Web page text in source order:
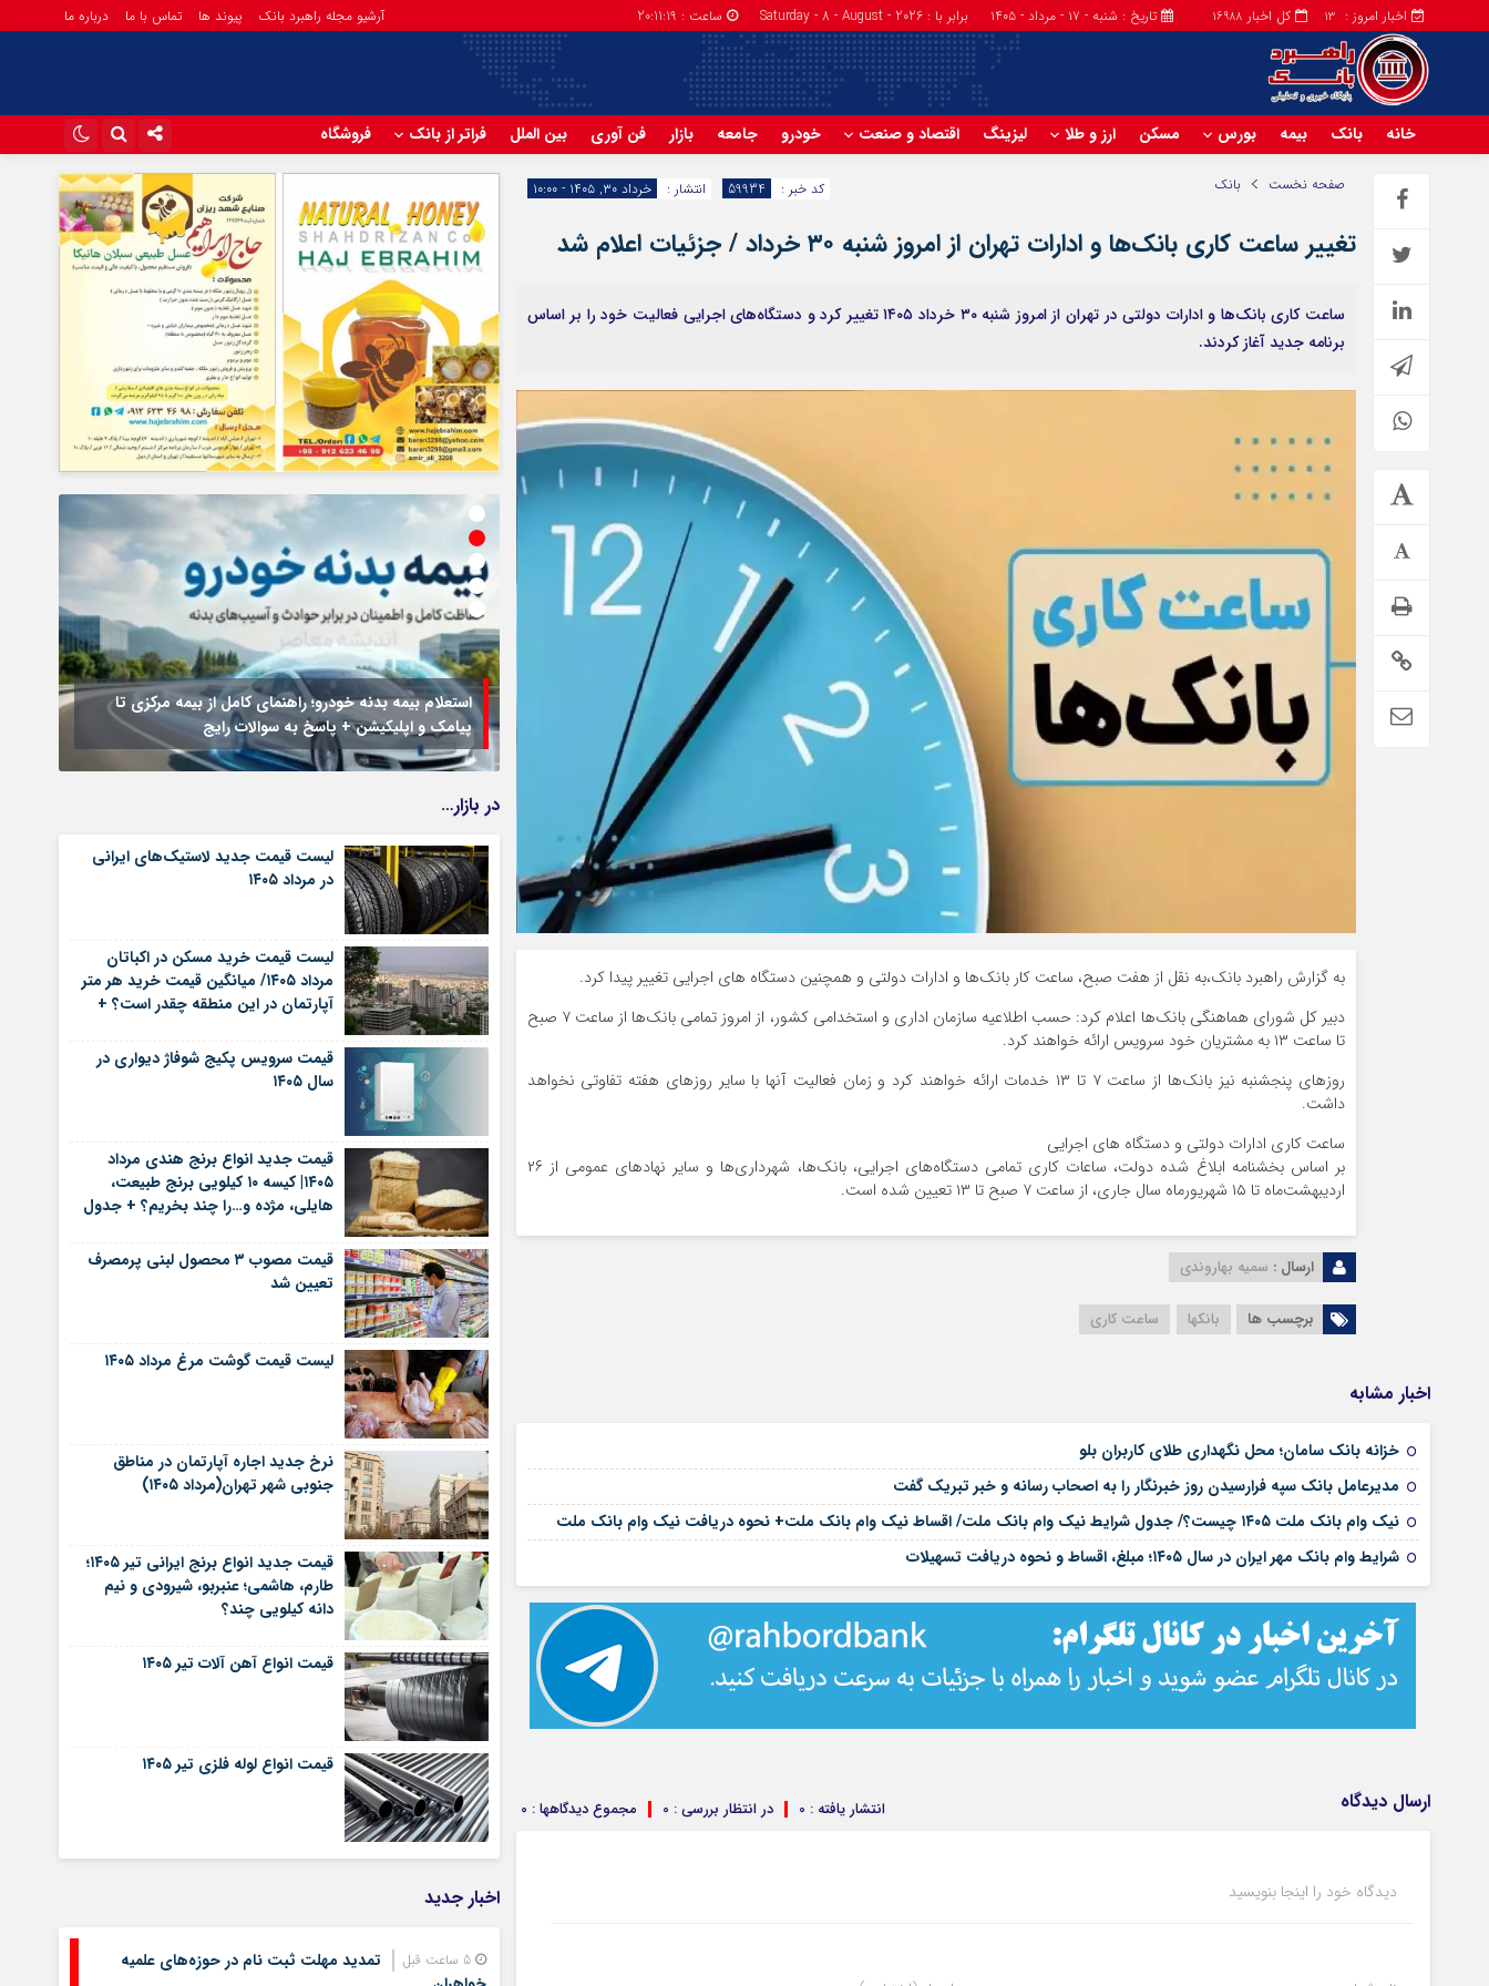
کل اخبار 16988 اخبار امروز : 13 تاریخ : شنبه - ۱۷ - مرداد - ۱۴۰۵ برابر با : Saturday - 8 - August - 2026 ساعت : 20:11:20 آرشیو مجله راهبرد بانک پیوند ها تماس با ما درباره ما
خانه بانک بیمه بورس مسکن ارز و طلا لیزینگ اقتصاد و صنعت خودرو جامعه بازار فن آوری بین الملل فراتر از بانک فروشگاه
اینستاگرام
تلگرام
آپارات
صفحه نخست بانک انتشار : خرداد ۳۰, ۱۴۰۵ - ۱۰:۰۰ کد خبر : 59934
تغییر ساعت کاری بانک‌ها و ادارات تهران از امروز شنبه ۳۰ خرداد / جزئیات اعلام شد
ساعت کاری بانک‌ها و ادارات دولتی در تهران از امروز شنبه ۳۰ خرداد ۱۴۰۵ تغییر کرد و دستگاه‌های اجرایی فعالیت خود را بر اساس
برنامه جدید آغاز کردند.
به گزارش راهبرد بانک،به نقل از هفت صبح، ساعت کار بانک‌ها و ادارات دولتی و همچنین دستگاه های اجرایی تغییر پیدا کرد.
دبیر کل شورای هماهنگی بانک‌ها اعلام کرد: حسب اطلاعیه سازمان اداری و استخدامی کشور، از امروز تمامی بانک‌ها از ساعت ۷ صبح
تا ساعت ۱۳ به مشتریان خود سرویس ارائه خواهند کرد.
روزهای پنجشنبه نیز بانک‌ها از ساعت ۷ تا ۱۳ خدمات ارائه خواهند کرد و زمان فعالیت آنها با سایر روزهای هفته تفاوتی نخواهد
داشت.
ساعت کاری ادارات دولتی و دستگاه های اجرایی
بر اساس بخشنامه ابلاغ شده دولت، ساعات کاری تمامی دستگاه‌های اجرایی، بانک‌ها، شهرداری‌ها و سایر نهادهای عمومی از ۲۶
اردیبهشت‌ماه تا ۱۵ شهریورماه سال جاری، از ساعت ۷ صبح تا ۱۳ تعیین شده است.
ارسال : سمیه بهاروندی
برچسب ها بانکها ساعت کاری
اخبار مشابه
خزانه بانک سامان؛ محل نگهداری طلای کاربران بلو
مدیرعامل بانک سپه فرارسیدن روز خبرنگار را به اصحاب رسانه و خبر تبریک گفت
نیک وام بانک ملت ۱۴۰۵ چیست؟/ جدول شرایط نیک وام بانک ملت/ اقساط نیک وام بانک ملت+ نحوه دریافت نیک وام بانک ملت
شرایط وام بانک مهر ایران در سال ۱۴۰۵؛ مبلغ، اقساط و نحوه دریافت تسهیلات
ارسال دیدگاه مجموع دیدگاهها : 0 در انتظار بررسی : 0 انتشار یافته : 0
دیدگاه خود را اینجا بنویسید
تمدید خودکار بیمه سلامت دهک‌های اقتصادی ۱ تا ۵ تهران
وام فوری بی دردسر بدون ضامن قرض الحسنه | شرایط
دریافت تسهیلات سریع و کم‌بهره | جزئیات ثبت درخواست
وام آسان
استعلام بیمه بدنه خودرو؛ راهنمای کامل از بیمه مرکزی تا
پیامک و اپلیکیشن + پاسخ به سوالات رایج
در بازار…
لیست قیمت جدید لاستیک‌های ایرانی
در مرداد ۱۴۰۵
لیست قیمت خرید مسکن در اکباتان
مرداد ۱۴۰۵/ میانگین قیمت خرید هر متر
آپارتمان در این منطقه چقدر است؟ +
قیمت سرویس پکیج شوفاژ دیواری در
سال ۱۴۰۵
قیمت جدید انواع برنج هندی مرداد
۱۴۰۵| کیسه ۱۰ کیلویی برنج طبیعت،
هایلی، مژده و…را چند بخریم؟ + جدول
قیمت مصوب ۳ محصول لبنی پرمصرف
تعیین شد
لیست قیمت گوشت مرغ مرداد ۱۴۰۵
نرخ جدید اجاره آپارتمان در مناطق
جنوبی شهر تهران(مرداد ۱۴۰۵)
قیمت جدید انواع برنج ایرانی تیر ۱۴۰۵؛
طارم، هاشمی؛ عنبربو، شیرودی و نیم
دانه کیلویی چند؟
قیمت انواع آهن آلات تیر ۱۴۰۵
قیمت انواع لوله فلزی تیر ۱۴۰۵
اخبار جدید
5 ساعت قبل
تمدید مهلت ثبت نام در حوزه‌های علمیه